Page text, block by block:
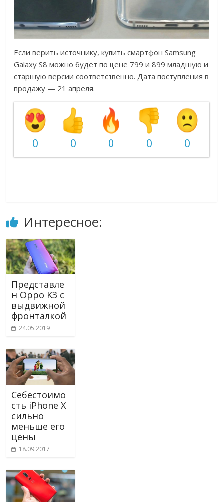
Если верить источнику, купить смартфон Samsung
Galaxy S8 можно будет по цене 799 и 899 младшую и
старшую версии соответственно. Дата поступления в
продажу — 21 апреля.
0 0 0 0 0
Интересное:
Представле
н Oppo K3 с
выдвижной
фронталкой
24.05.2019
Себестоимо
сть iPhone X
сильно
меньше его
цены
18.09.2017